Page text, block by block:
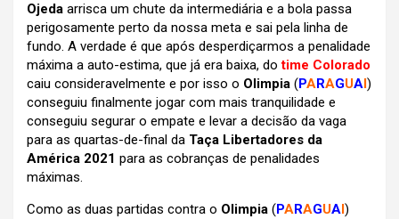
Ojeda arrisca um chute da intermediária e a bola passa
perigosamente perto da nossa meta e sai pela linha de
fundo. A verdade é que após desperdiçarmos a penalidade
máxima a auto-estima, que já era baixa, dotime Colorado
caiu consideravelmente e por isso o Olimpia (PARAGUAI)
conseguiu finalmente jogar com mais tranquilidade e
conseguiu segurar o empate e levar a decisão da vaga
para as quartas-de-final da Taça Libertadores da
América 2021 para as cobranças de penalidades
máximas.
Como as duas partidas contra o Olimpia (PARAGUAI)